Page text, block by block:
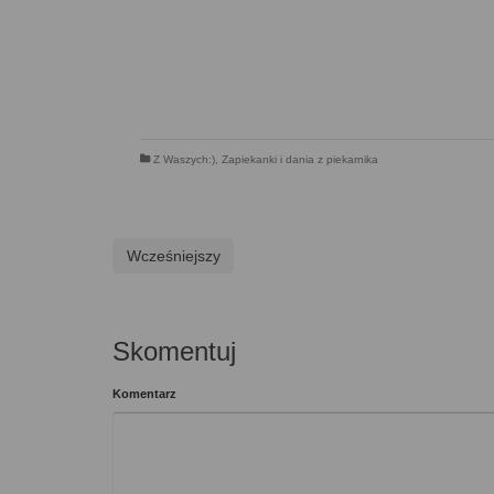
Z Waszych:) Zapiekanki i dania z piekarnika
Wcześniejszy
Skomentuj
Komentarz